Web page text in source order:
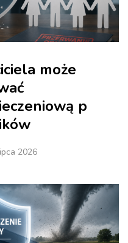
może
p
2026